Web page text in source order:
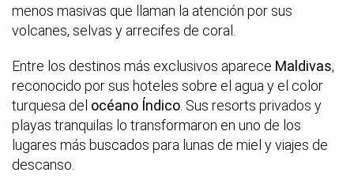
menos masivas que llaman la atención por sus
volcanes, selvas y arrecifes de coral.
Entre los destinos más exclusivos aparece Maldivas,
reconocido por sus hoteles sobre el agua y el color
turquesa del océano Índico . Sus resorts privados y
playas tranquilas lo transformaron en uno de los
lugares más buscados para lunas de miel y viajes de
descanso.